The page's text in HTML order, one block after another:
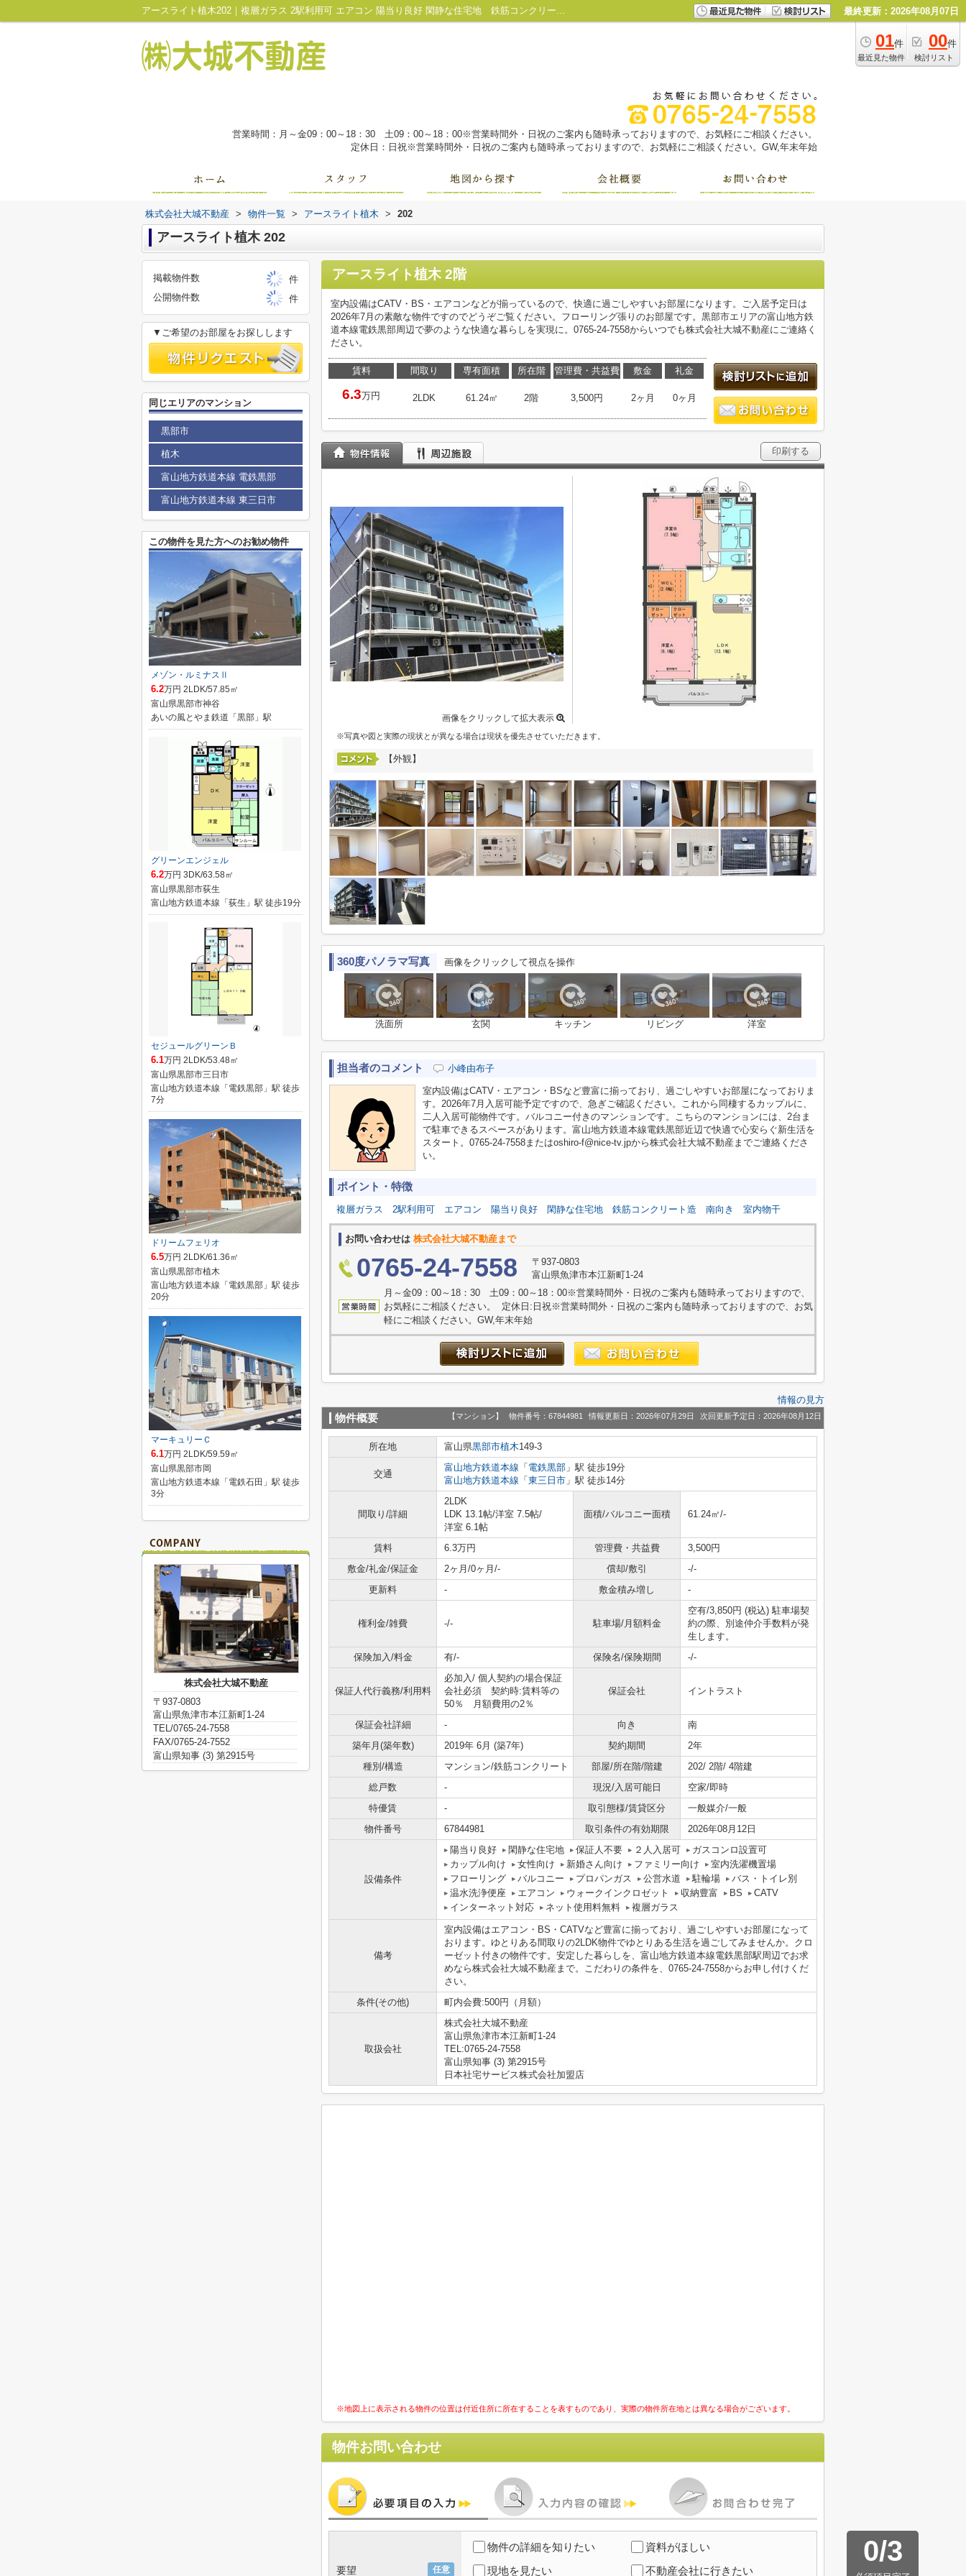
アースライト植木202｜複層ガラス 2駅利用可 エアコン 陽当り良好 閑静な住宅地 鉄筋コンクリート造 南向き 室内物干｜魚津市・黒部市の不動産は株式会社大城不動産にお任せ！ 最終更新：2026年08月07日
01件
最近見た物件
00件
検討リスト
営業時間：月～金09：00～18：30 土09：00～18：00※営業時間外・日祝のご案内も随時承っておりますので、お気軽にご相談ください。
定休日：日祝※営業時間外・日祝のご案内も随時承っておりますので、お気軽にご相談ください。GW,年末年始
株式会社大城不動産 > 物件一覧 > アースライト植木 > 202
アースライト植木 202
アースライト植木 2階
室内設備はCATV・BS・エアコンなどが揃っているので、快適に過ごしやすいお部屋になります。ご入居予定日は
2026年7月の素敵な物件ですのでどうぞご覧ください。フローリング張りのお部屋です。黒部市エリアの富山地方鉄
道本線電鉄黒部周辺で夢のような快適な暮らしを実現に。0765-24-7558からいつでも株式会社大城不動産にご連絡く
ださい。
賃料
6.3万円
間取り
2LDK
専有面積
61.24㎡
所在階
2階
管理費・共益費
3,500円
敷金
2ヶ月
礼金
0ヶ月
印刷する
画像をクリックして拡大表示
※写真や図と実際の現状とが異なる場合は現状を優先させていただきます。
【外観】
360度パノラマ写真 画像をクリックして視点を操作
洗面所 玄関 キッチン リビング 洋室
担当者のコメント 小峰由布子
室内設備はCATV・エアコン・BSなど豊富に揃っており、過ごしやすいお部屋になっておりま
す。2026年7月入居可能予定ですので、急ぎご確認ください。これから同棲するカップルに、
二人入居可能物件です。バルコニー付きのマンションです。こちらのマンションには、2台ま
で駐車できるスペースがあります。富山地方鉄道本線電鉄黒部近辺で快適で心安らぐ新生活を
スタート。0765-24-7558またはoshiro-f@nice-tv.jpから株式会社大城不動産までご連絡くださ
い。
ポイント・特徴
複層ガラス 2駅利用可 エアコン 陽当り良好 閑静な住宅地 鉄筋コンクリート造 南向き 室内物干
お問い合わせは 株式会社大城不動産まで
0765-24-7558
〒937-0803
富山県魚津市本江新町1-24
月～金09：00～18：30 土09：00～18：00※営業時間外・日祝のご案内も随時承っておりますので、
お気軽にご相談ください。 定休日:日祝※営業時間外・日祝のご案内も随時承っておりますので、お気
軽にご相談ください。GW,年末年始
情報の見方
物件概要 【マンション】 物件番号：67844981 情報更新日：2026年07月29日 次回更新予定日：2026年08月12日
所在地 富山県黒部市植木149-3
交通
富山地方鉄道本線 「 電鉄黒部 」駅 徒歩19分
富山地方鉄道本線 「 東三日市 」駅 徒歩14分
間取り/詳細
2LDK
LDK 13.1帖/洋室 7.5帖/
洋室 6.1帖
面積/バルコニー面積 61.24㎡/-
賃料 6.3万円 管理費・共益費
3,500円
敷金/礼金/保証金
2ヶ月/0ヶ月/- 償却/敷引
-/-
更新料
- 敷金積み増し -
権利金/雑費 -/- 駐車場/月額料金
空有/3,850円 (税込) 駐車場契
約の際、別途仲介手数料が発
生します。
保険加入/料金
有/- 保険名/保険期間 -/-
保証人代行義務/利用料
必加入/ 個人契約の場合保証
会社必須 契約時:賃料等の
50％ 月額費用の2％
保証会社 イントラスト
保証会社詳細 - 向き
南
築年月(築年数)
2019年 6月 (築7年) 契約期間
2年
種別/構造
マンション/鉄筋コンクリート 部屋/所在階/階建
202/ 2階/ 4階建
総戸数
- 現況/入居可能日
空家/即時
特優賃
- 取引態様/賃貸区分
一般媒介/一般
物件番号
67844981 取引条件の有効期限 2026年08月12日
設備条件
陽当り良好 閑静な住宅地 保証人不要 ２人入居可
ガスコンロ設置可
カップル向け
女性向け 新婚さん向け ファミリー向け
室内洗濯機置場
フローリング
バルコニー プロパンガス 公営水道 駐輪場
バス・トイレ別
温水洗浄便座
エアコン ウォークインクロゼット 収納豊富 BS
CATV
インターネット対応
ネット使用料無料 複層ガラス
備考
室内設備はエアコン・BS・CATVなど豊富に揃っており、過ごしやすいお部屋になって
おります。ゆとりある間取りの2LDK物件でゆとりある生活を過ごしてみませんか。クロ
ーゼット付きの物件です。安定した暮らしを、富山地方鉄道本線電鉄黒部駅周辺でお求
めなら株式会社大城不動産まで。こだわりの条件を、0765-24-7558からお申し付けくだ
さい。
条件(その他)
町内会費:500円（月額）
取扱会社
株式会社大城不動産
富山県魚津市本江新町1-24
TEL:0765-24-7558
富山県知事 (3) 第2915号
日本社宅サービス株式会社加盟店
※地図上に表示される物件の位置は付近住所に所在することを表すものであり、実際の物件所在地とは異なる場合がございます。
物件お問い合わせ
0/3
任意
要望
物件の詳細を知りたい
資料がほしい
現地を見たい
不動産会社に行きたい
掲載物件数
件
公開物件数
件
▼ご希望のお部屋をお探しします
同じエリアのマンション
黒部市
植木
富山地方鉄道本線 電鉄黒部
富山地方鉄道本線 東三日市
この物件を見た方へのお勧め物件
メゾン・ルミナスⅡ
6.2万円 2LDK/57.85㎡
富山県黒部市神谷
あいの風とやま鉄道「黒部」駅
グリーンエンジェル
6.2万円 3DK/63.58㎡
富山県黒部市荻生
富山地方鉄道本線「荻生」駅 徒歩19分
セジュールグリーンＢ
6.1万円 2LDK/53.48㎡
富山県黒部市三日市
富山地方鉄道本線「電鉄黒部」駅 徒歩
7分
ドリームフェリオ
6.5万円 2LDK/61.36㎡
富山県黒部市植木
富山地方鉄道本線「電鉄黒部」駅 徒歩
20分
マーキュリーＣ
6.1万円 2LDK/59.59㎡
富山県黒部市岡
富山地方鉄道本線「電鉄石田」駅 徒歩
3分
株式会社大城不動産
〒937-0803
富山県魚津市本江新町1-24
TEL/0765-24-7558
FAX/0765-24-7552
富山県知事 (3) 第2915号